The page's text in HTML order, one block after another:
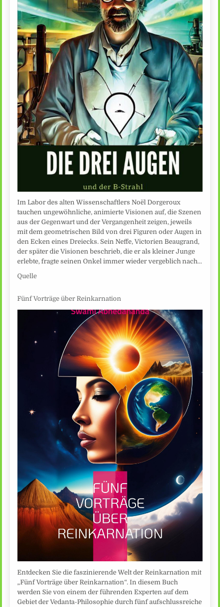
Im Labor des alten Wissenschaftlers Noël Dorgeroux
tauchen ungewöhnliche, animierte Visionen auf, die Szenen
aus der Gegenwart und der Vergangenheit zeigen, jeweils
mit dem geometrischen Bild von drei Figuren oder Augen in
den Ecken eines Dreiecks. Sein Neffe, Victorien Beaugrand,
der später die Visionen beschrieb, die er als kleiner Junge
erlebte, fragte seinen Onkel immer wieder vergeblich nach…
Quelle
Fünf Vorträge über Reinkarnation
Entdecken Sie die faszinierende Welt der Reinkarnation mit
„Fünf Vorträge über Reinkarnation“. In diesem Buch
werden Sie von einem der führenden Experten auf dem
Gebiet der Vedanta-Philosophie durch fünf aufschlussreiche